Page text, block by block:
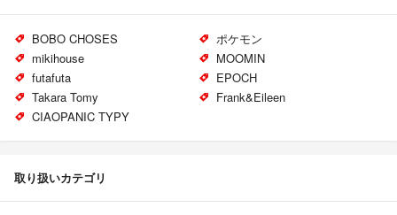
BOBO CHOSES
ポケモン
mikihouse
MOOMIN
futafuta
EPOCH
Takara Tomy
Frank&Eileen
CIAOPANIC TYPY
取り扱いカテゴリ